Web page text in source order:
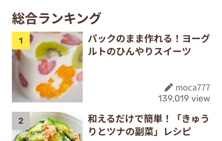
総合ランキング
パックのまま作れる！ヨーグ
ルトのひんやりスイーツ
moca777
139,019 view
和えるだけで簡単！「きゅう
りとツナの副菜」レシピ